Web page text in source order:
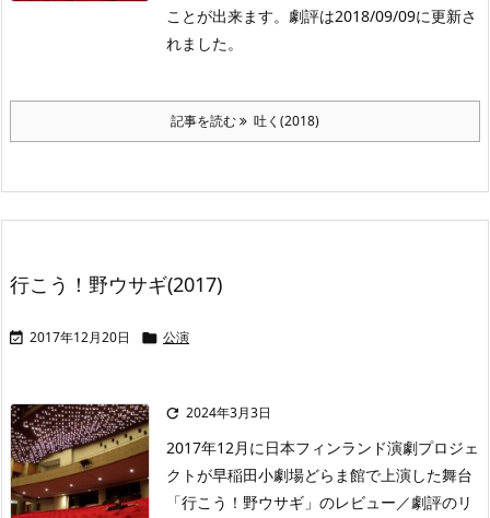
ことが出来ます。劇評は2018/09/09に更新さ
れました。
記事を読む 吐く(2018)
行こう！野ウサギ(2017)
 2017年12月20日  公演
 2024年3月3日
2017年12月に日本フィンランド演劇プロジェ
クトが早稲田小劇場どらま館で上演した舞台
「行こう！野ウサギ」のレビュー／劇評のリ